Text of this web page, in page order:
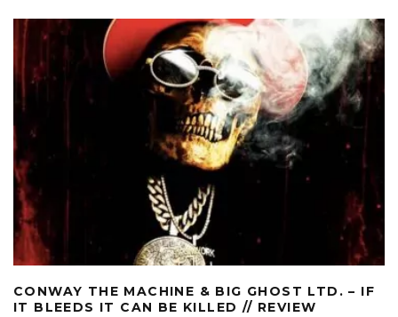
CONWAY THE MACHINE & BIG GHOST LTD. – IF
IT BLEEDS IT CAN BE KILLED // REVIEW